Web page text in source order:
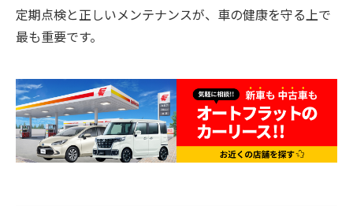
定期点検と正しいメンテナンスが、車の健康を守る上で
最も重要です。